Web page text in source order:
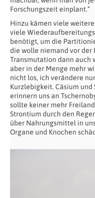
Forschungszeit einplant.“
Hinzu kämen viele
viele
benötigt, um die
die wolle niemand vor der
Transmutation dann auch
aber in der Menge mehr
nicht los, ich verändere
Kurzlebigkeit. Cäsium
erinnern uns an
sollte keiner mehr
Strontium durch den
über Nahrungsmittel in
Organe und Knochen